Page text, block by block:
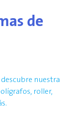
de
descubre nuestra
roller,